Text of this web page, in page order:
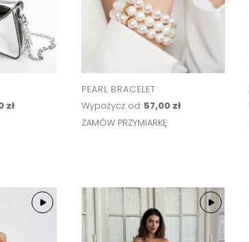
zł
PEARL BRACELET
Wypożycz od 57,00 zł
ZAMÓW PRZYMIARKĘ